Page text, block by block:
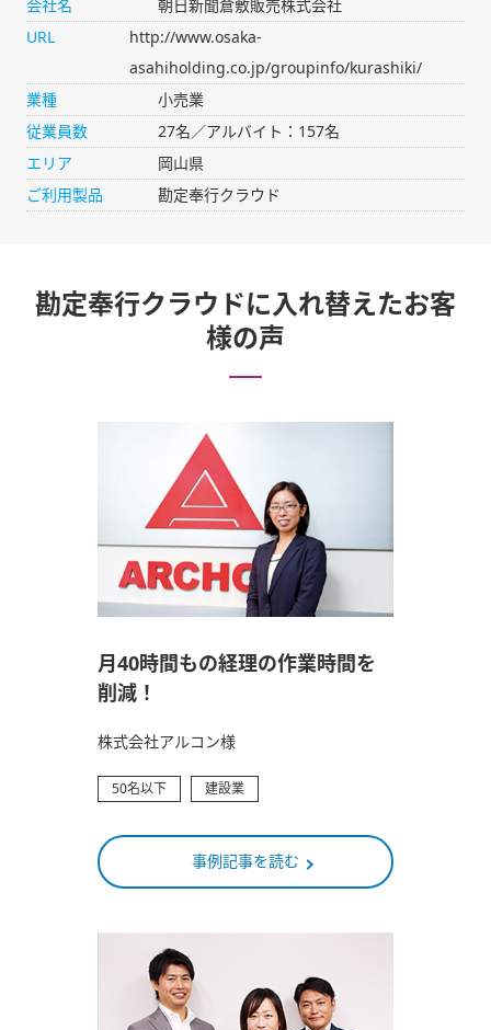
会社名 朝日新聞倉敷販売株式会社
URL
http://www.osaka-
asahiholding.co.jp/groupinfo/kurashiki/
業種 小売業
従業員数 27名／アルバイト：157名
エリア 岡山県
ご利用製品 勘定奉行クラウド
勘定奉行クラウドに入れ替えたお客
様の声
月40時間もの経理の作業時間を
削減！
株式会社アルコン様
50名以下 建設業
事例記事を読む